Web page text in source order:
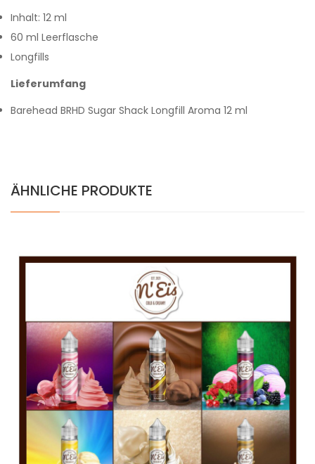
Inhalt: 12 ml
60 ml Leerflasche
Longfills
Lieferumfang
Barehead BRHD Sugar Shack Longfill Aroma 12 ml
ÄHNLICHE PRODUKTE